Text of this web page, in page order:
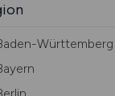
Württemberg